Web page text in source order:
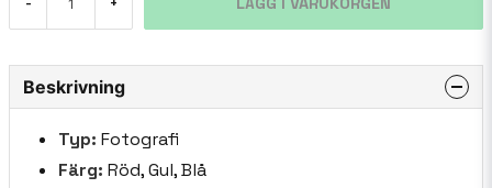
Beskrivning
Typ: Fotografi
Färg: Röd, Gul, Blå